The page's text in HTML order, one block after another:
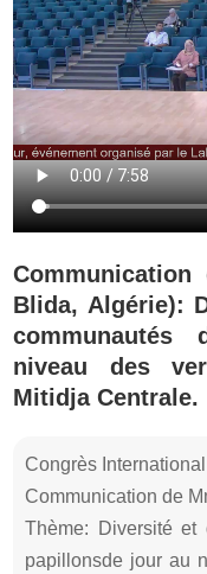
Blida, Algérie):
niveau des
Mitidja Centrale.
Congrès
Communication de
Thème: Diversité et
papillonsde jour au